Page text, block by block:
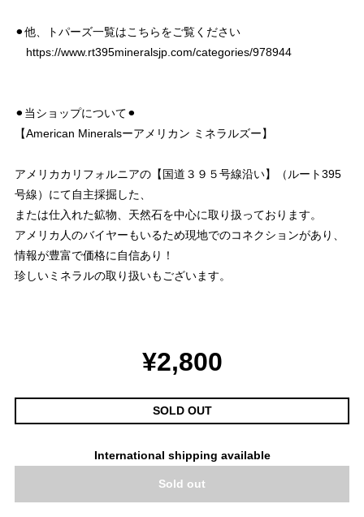
⚫︎他、トパーズ一覧はこちらをご覧ください
https://www.rt395mineralsjp.com/categories/978944
⚫︎当ショップについて⚫︎
【American Mineralsーアメリカン ミネラルズー】
アメリカカリフォルニアの【国道３９５号線沿い】（ルート395
号線）にて自主採掘した、
または仕入れた鉱物、天然石を中心に取り扱っております。
アメリカ人のバイヤーもいるため現地でのコネクションがあり、
情報が豊富で価格に自信あり！
珍しいミネラルの取り扱いもございます。
¥2,800
SOLD OUT
International shipping available
Sold out